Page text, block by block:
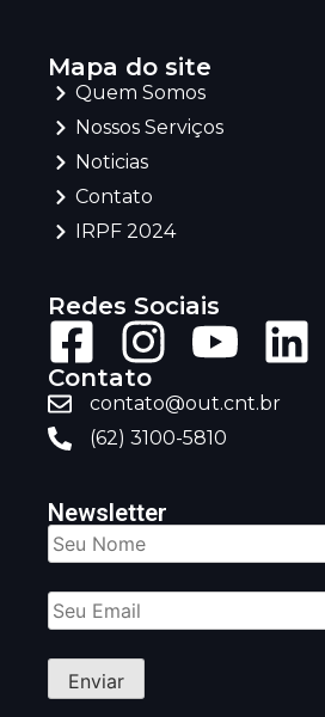
Mapa do site
Quem Somos
Nossos Serviços
Noticias
Contato
IRPF 2024
Redes Sociais
Contato
contato@out.cnt.br
(62) 3100-5810
Newsletter